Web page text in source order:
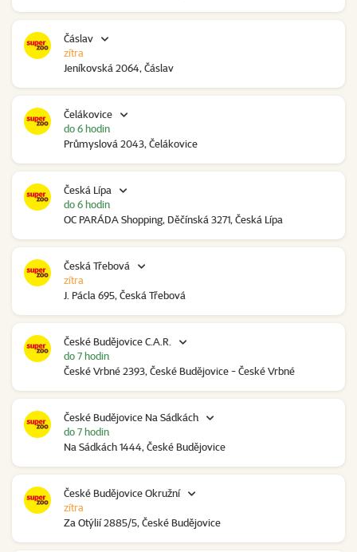
Čáslav
Jeníkovská 2064, Čáslav
zítra
Čelákovice
Průmyslová 2043, Čelákovice
do 6 hodin
Česká Lípa
OC PARÁDA Shopping, Děčínská 3271, Česká Lípa
do 6 hodin
Česká Třebová
J. Pácla 695, Česká Třebová
zítra
České Budějovice C.A.R.
České Vrbné 2393, České Budějovice - České Vrbné
do 7 hodin
České Budějovice Na Sádkách
Na Sádkách 1444, České Budějovice
do 7 hodin
České Budějovice Okružní
Za Otýlií 2885/5, České Budějovice
zítra